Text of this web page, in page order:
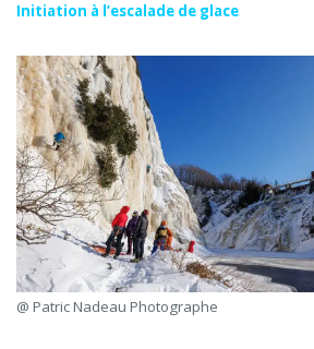
Initiation à l’escalade de glace
@ Patric Nadeau Photographe